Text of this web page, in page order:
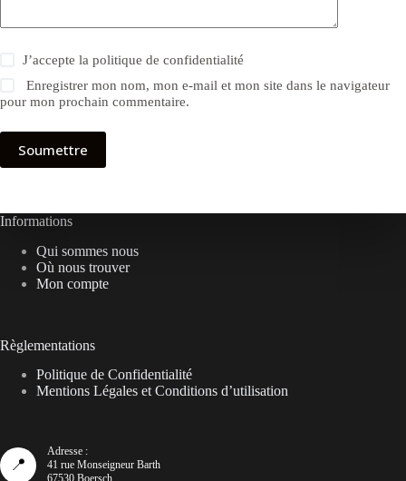
J’accepte lapolitique de confidentialité
Enregistrer mon nom, mon e-mail et mon site dans le navigateur
pour mon prochain commentaire.
Soumettre
Informations
Qui sommes nous
Où nous trouver
Mon compte
Règlementations
Politique de Confidentialité
Mentions Légales et Conditions d’utilisation
📍
Adresse :
41 rue Monseigneur Barth